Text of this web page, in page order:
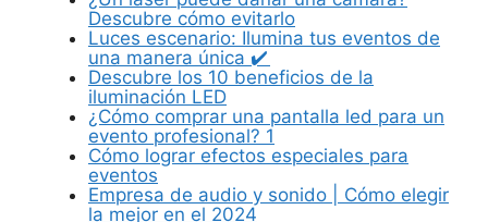
Descubre cómo evitarlo
Luces escenario: Ilumina tus eventos de
una manera única ✔️
Descubre los 10 beneficios de la
iluminación LED
¿Cómo comprar una pantalla led para un
evento profesional? 1
Cómo lograr efectos especiales para
eventos
Empresa de audio y sonido | Cómo elegir
la mejor en el 2024